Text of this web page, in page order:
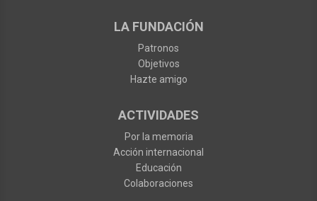
LA FUNDACIÓN
Patronos
Objetivos
Hazte amigo
ACTIVIDADES
Por la memoria
Acción internacional
Educación
Colaboraciones